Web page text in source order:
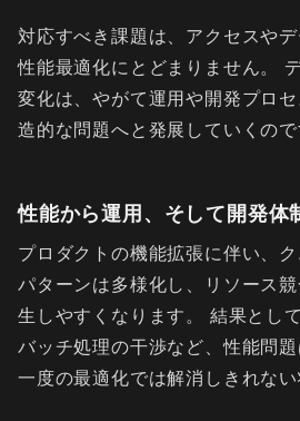
対応すべき課題は、アクセスや
性能最適化にとどまりません。
変化は、やがて運用や開発プロ
造的な問題へと発展していくので
性能から運用、そして開発体
プロダクトの機能拡張に伴い、
パターンは多様化し、リソース
生しやすくなります。 結果とし
バッチ処理の干渉など、性能問題
一度の最適化では解消しきれない